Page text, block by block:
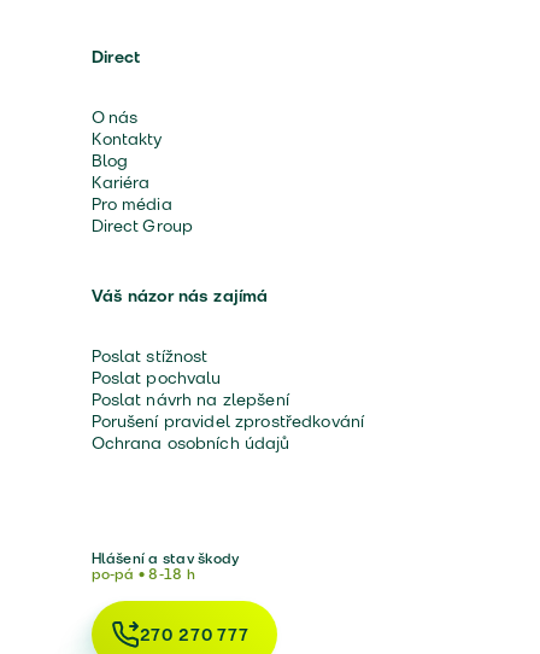
Direct
O nás
Kontakty
Blog
Kariéra
Pro média
Direct Group
Váš názor nás zajímá
Poslat stížnost
Poslat pochvalu
Poslat návrh na zlepšení
Porušení pravidel zprostředkování
Ochrana osobních údajů
Hlášení a stav škody
po-pá • 8-18 h
270 270 777